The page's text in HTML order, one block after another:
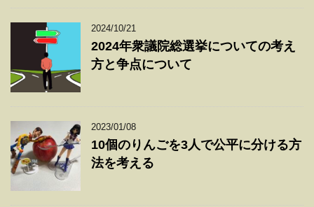
2024/10/21
2024年衆議院総選挙についての考え
方と争点について
2023/01/08
10個のりんごを3人で公平に分ける方
法を考える